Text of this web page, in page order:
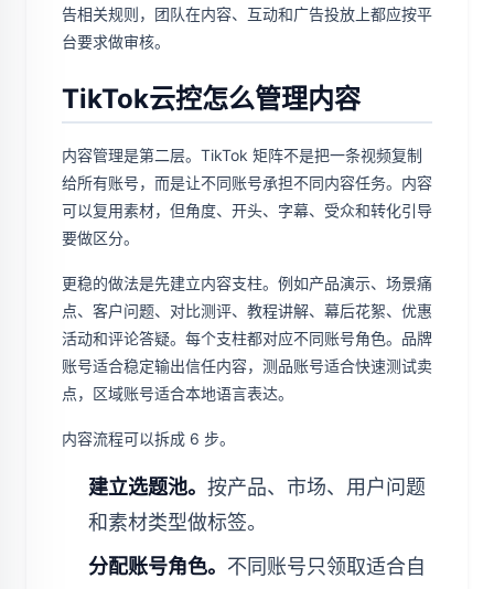
告相关规则，团队在内容、互动和广告投放上都应按平
台要求做审核。
TikTok云控怎么管理内容
内容管理是第二层。TikTok 矩阵不是把一条视频复制
给所有账号，而是让不同账号承担不同内容任务。内容
可以复用素材，但角度、开头、字幕、受众和转化引导
要做区分。
更稳的做法是先建立内容支柱。例如产品演示、场景痛
点、客户问题、对比测评、教程讲解、幕后花絮、优惠
活动和评论答疑。每个支柱都对应不同账号角色。品牌
账号适合稳定输出信任内容，测品账号适合快速测试卖
点，区域账号适合本地语言表达。
内容流程可以拆成 6 步。
建立选题池。 按产品、市场、用户问题
和素材类型做标签。
分配账号角色。 不同账号只领取适合自